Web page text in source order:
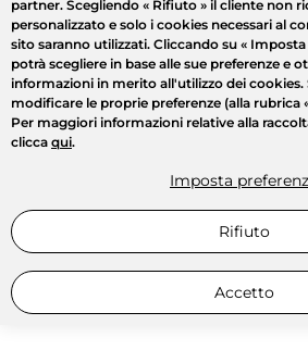
partner. Scegliendo « Rifiuto » il cliente non
personalizzato e solo i cookies necessari al
sito saranno utilizzati. Cliccando su « Imposta
potrà scegliere in base alle sue preferenze e
informazioni in merito all'utilizzo dei cookies.
modificare le proprie preferenze (alla rubrica
Per maggiori informazioni relative alla
clicca qui.
Imposta
Rifiuto
Accetto